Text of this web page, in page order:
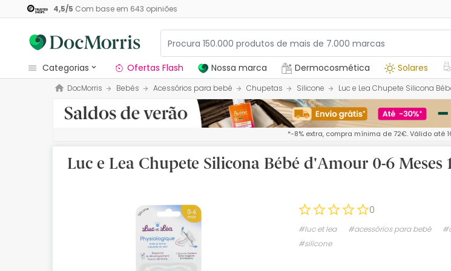
4,5/5 Com base em 643 opiniões
categorias
Dermocosmetica
Nossa marca
Medicamentos
Ofertas Flash Nossa marca Dermocosmética Solares
DocMorris Bebés Acessórios para bebé Chupetas Silicone Luc e Lea Chupete Silicona
*-8% extra, compra mínima de 72€. Válido até
Luc e Lea Chupete Silicona Bébé d'Amour 0-6 Meses
0
#luc et lea #acessórios para bebé
#silicone